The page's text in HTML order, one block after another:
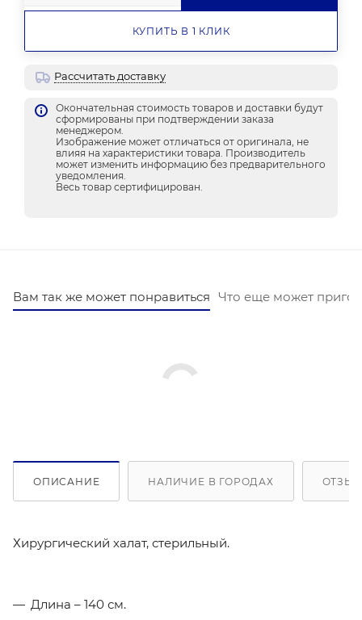
КУПИТЬ В 1 КЛИК
Рассчитать доставку
Окончательная стоимость товаров и доставки будут
сформированы при подтверждении заказа
менеджером.
Изображение может отличаться от оригинала, не
влияя на характеристики товара. Производитель
может изменить информацию без предварительного
уведомления.
Весь товар сертифицирован.
Вам так же может понравиться Что еще может
ОПИСАНИЕ НАЛИЧИЕ В ГОРОДАХ
Хирургический халат, стерильный.
Длина – 140 см.